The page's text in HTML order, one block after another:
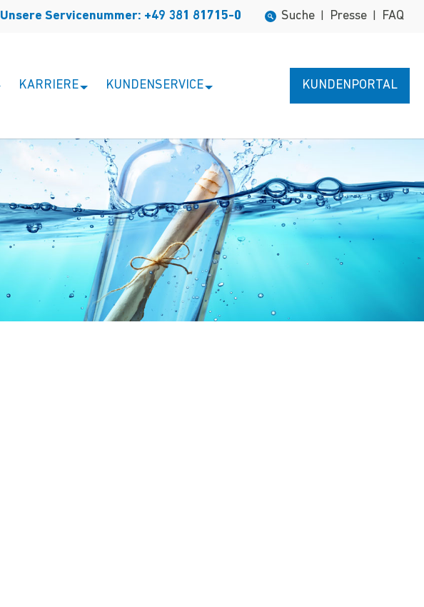
Unsere Servicenummer: +49 381 81715-0 Suche Presse FAQ
KARRIERE KUNDENSERVICE KUNDENPORTAL